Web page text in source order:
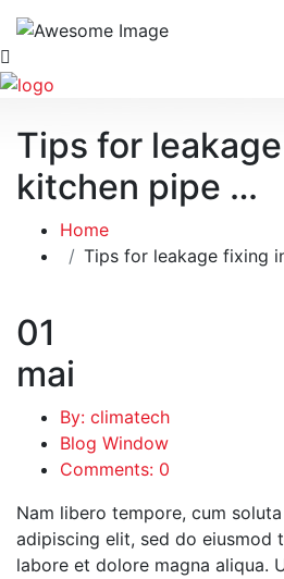
Tips for
kitchen pipe …
Home
Tips for leakage fixing
01
mai
By: climatech
Blog Window
Comments: 0
Nam libero tempore, cum
adipiscing elit, sed do eiusmod
labore et dolore magna aliqua.